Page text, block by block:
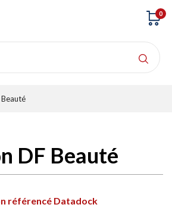
0
DF Beauté
référencé Datadock